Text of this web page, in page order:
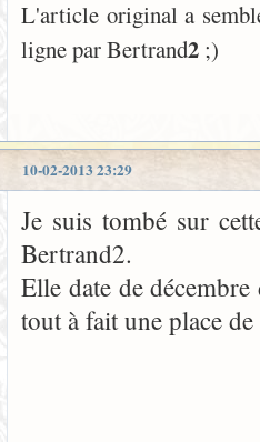
L'article original a
ligne par Bertrand2 ;)
10-02-2013 23:29
Je suis tombé sur
Bertrand2.
Elle date de
tout à fait une place